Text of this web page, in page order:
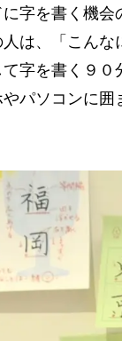
字を書く機
は、「こんな
字を書く９
パソコンに